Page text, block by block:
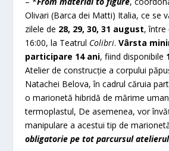
Olivari (Barca dei Matti) Italia, ce se
zilele de 28, 29, 30, 31 august, între
16:00, la Teatrul Colibri.Vârsta
participare 14 ani, fiind disponibile
Atelier de construcție a corpului
Natachei Belova, în cadrul căruia
o marionetă hibridă de mărime
termoplastul, De asemenea, vor
manipulare a acestui tip de
obligatorie pe tot parcursul